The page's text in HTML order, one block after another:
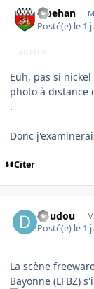
lebehan
Posté(e) le 1
AUTEUR
Euh, pas si
photo à distance
.
Donc
Citer
doudou
Posté(e) le 1
La scène
Bayonne (LFBZ)